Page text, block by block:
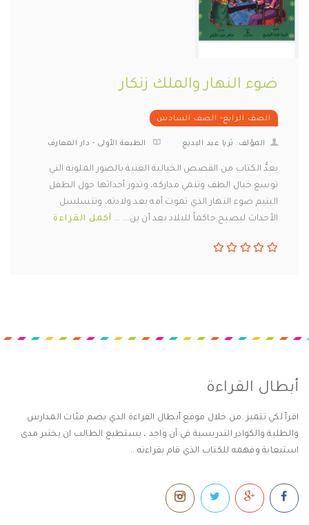
ضوء النهار والملك زنكار
الصف الرابع- الصف السادس
المؤلف: ثريا عبد البديع الطبعة الأولى - دار المعارف
يعدُّ الكتاب من القصص الخيالية الغنية بالصور الملونة التي
توسع خيال الطف وتنمي مداركه، وتدور أحداثها حول الطفل
اليتيم ضوء النهار الذي تموت أمه بعد ولادته، وتتسلسل
الأحداث ليصبح حاكماً للبلاد بعد أن ين... ... أكمل القراءة
أبطال القراءة
اقرأ لكي تتميز .من خلال موقع أبطال القراءة الذي يضم مئات المدارس
والطلبة والكوادر التدريسية في آن واحد ، يستطيع الطالب ان يختبر مدى
استيعابة وفهمه للكتاب الذي قام بقراءته ..